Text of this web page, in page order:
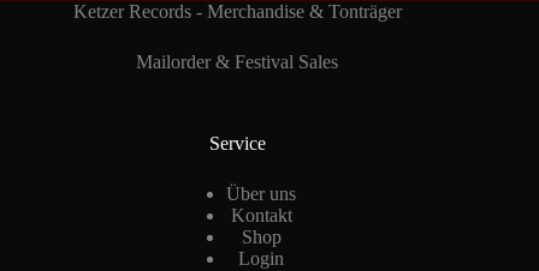
Ketzer Records - Merchandise & Tonträger
Mailorder & Festival Sales
Service
Über uns
Kontakt
Shop
Login